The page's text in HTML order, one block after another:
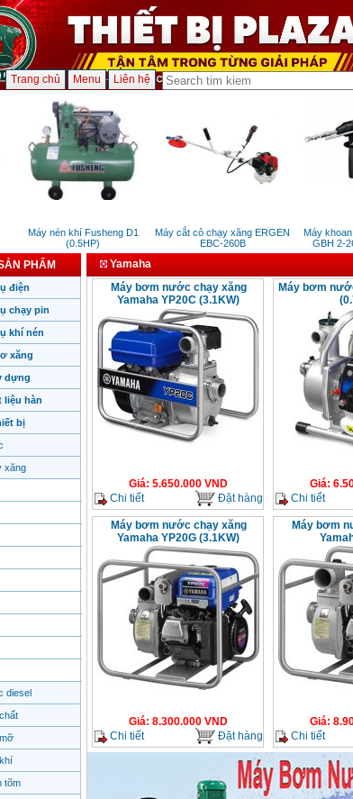
Trang chủ Menu Liên hệ
Máy nén khí Fusheng D1
(0.5HP)
Máy cắt cỏ chạy xăng ERGEN
EBC-260B
Máy khoan
GBH 2-
PHẨM
điện
chạy pin
khí nén
xăng
dựng
liệu hàn
bị
xăng
diesel
tõm
Yamaha
Máy bơm nước chạy xăng
Yamaha YP20C (3.1KW)
Giá: 5.650.000 VND
Chi tiết
Đặt hàng
Máy bơm
Giá:
Chi tiết
Máy bơm nước chạy xăng
Yamaha YP20G (3.1KW)
Giá: 8.300.000 VND
Chi tiết
Đặt hàng
Máy bơm
Giá:
Chi tiết